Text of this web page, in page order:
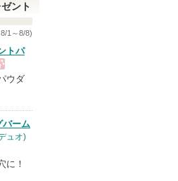
ント
1～8/8)
トパ
ウダ
バーム
ュオ)
に！